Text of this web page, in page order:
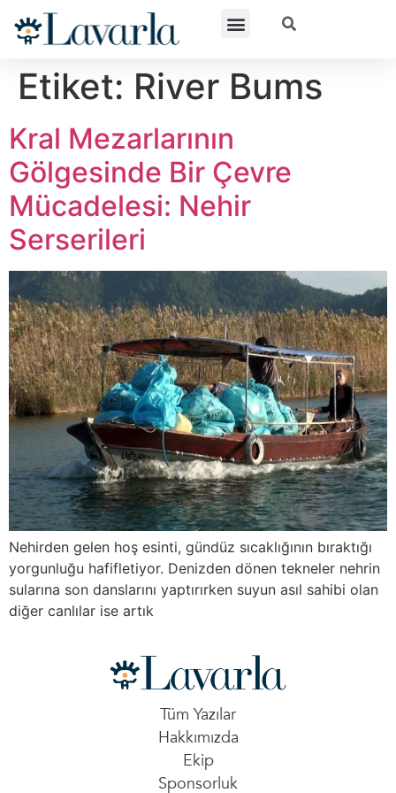
Etiket: River Bums
Kral Mezarlarının
Gölgesinde Bir Çevre
Mücadelesi: Nehir
Serserileri
Nehirden gelen hoş esinti, gündüz sıcaklığının bıraktığı
yorgunluğu hafifletiyor. Denizden dönen tekneler nehrin
sularına son danslarını yaptırırken suyun asıl sahibi olan
diğer canlılar ise artık
Tüm Yazılar
Hakkımızda
Ekip
Sponsorluk